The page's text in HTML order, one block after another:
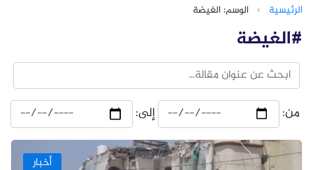
الرئيسية › الوسم: الغيضة
#الغيضة
من: إلى:
أخبار